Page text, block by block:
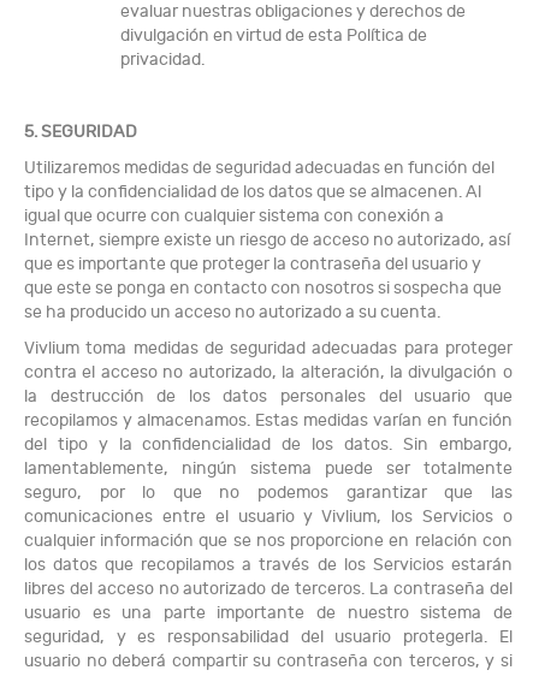
evaluar nuestras obligaciones y derechos de
divulgación en virtud de esta Política de
privacidad.
5. SEGURIDAD
Utilizaremos medidas de seguridad adecuadas en función del
tipo y la confidencialidad de los datos que se almacenen. Al
igual que ocurre con cualquier sistema con conexión a
Internet, siempre existe un riesgo de acceso no autorizado, así
que es importante que proteger la contraseña del usuario y
que este se ponga en contacto con nosotros si sospecha que
se ha producido un acceso no autorizado a su cuenta.
Vivlium toma medidas de seguridad adecuadas para proteger
contra el acceso no autorizado, la alteración, la divulgación o
la destrucción de los datos personales del usuario que
recopilamos y almacenamos. Estas medidas varían en función
del tipo y la confidencialidad de los datos. Sin embargo,
lamentablemente, ningún sistema puede ser totalmente
seguro, por lo que no podemos garantizar que las
comunicaciones entre el usuario y Vivlium, los Servicios o
cualquier información que se nos proporcione en relación con
los datos que recopilamos a través de los Servicios estarán
libres del acceso no autorizado de terceros. La contraseña del
usuario es una parte importante de nuestro sistema de
seguridad, y es responsabilidad del usuario protegerla. El
usuario no deberá compartir su contraseña con terceros, y si